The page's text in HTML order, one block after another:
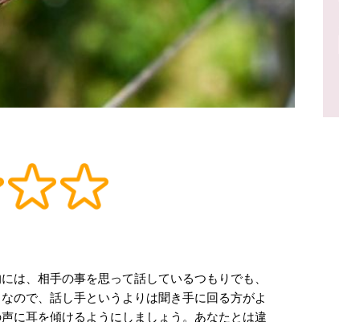
は、相手の事を思って話しているつもりでも、
ので、話し手というよりは聞き手に回る方がよ
に耳を傾けるようにしましょう。あなたとは違